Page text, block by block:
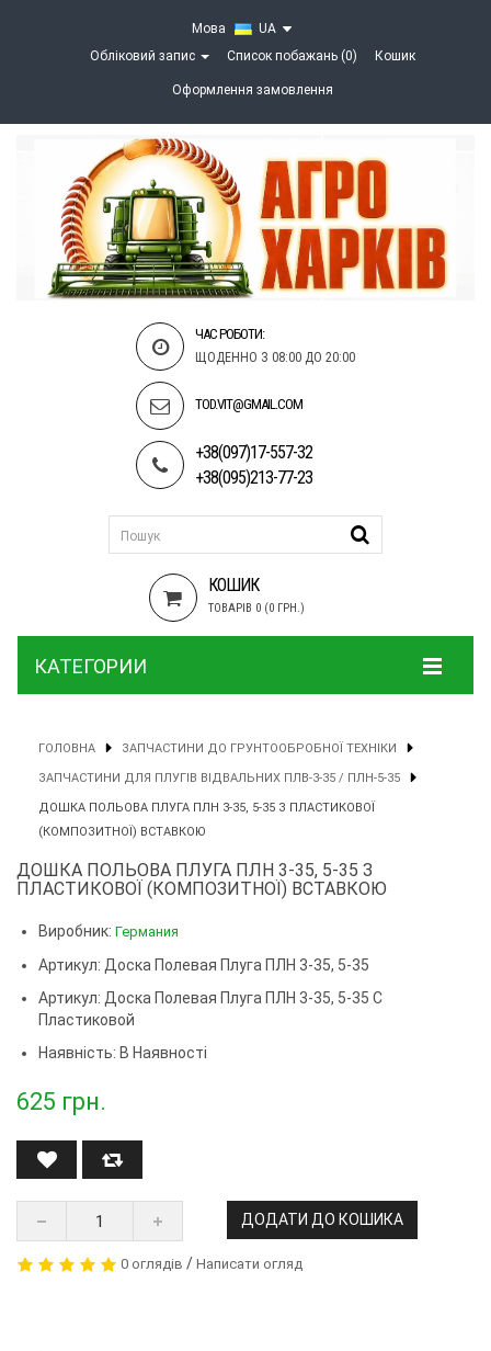
Мова
UA
Обліковий запис
Список побажань (0) Кошик
Оформлення замовлення
ЧАС РОБОТИ:
ЩОДЕННО З 08:00 ДО 20:00
TOD.VIT@GMAIL.COM
+38(097)17-557-32
+38(095)213-77-23
КОШИК
ТОВАРІВ 0 (0 ГРН.)
КАТЕГОРИИ
ГОЛОВНА ЗАПЧАСТИНИ ДО ГРУНТООБРОБНОЇ ТЕХНІКИ
ЗАПЧАСТИНИ ДЛЯ ПЛУГІВ ВІДВАЛЬНИХ ПЛВ-3-35 / ПЛН-5-35
ДОШКА ПОЛЬОВА ПЛУГА ПЛН 3-35, 5-35 З ПЛАСТИКОВОЇ
(КОМПОЗИТНОЇ) ВСТАВКОЮ
ДОШКА ПОЛЬОВА ПЛУГА ПЛН 3-35, 5-35 З
ПЛАСТИКОВОЇ (КОМПОЗИТНОЇ) ВСТАВКОЮ
Виробник: Германия
Артикул: Доска Полевая Плуга ПЛН 3-35, 5-35
Артикул: Доска Полевая Плуга ПЛН 3-35, 5-35 С
Пластиковой
Наявність: В Наявності
625 грн.
ДОДАТИ ДО КОШИКА
0 оглядів / Написати огляд